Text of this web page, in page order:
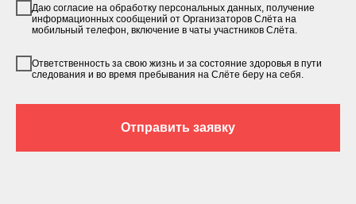
Даю согласие на обработку персональных данных, получение
информационных сообщений от Организаторов Слёта на
мобильный телефон, включение в чаты участников Слёта.
Ответственность за свою жизнь и за состояние здоровья в пути
следования и во время пребывания на Слёте беру на себя.
Отправить заявку